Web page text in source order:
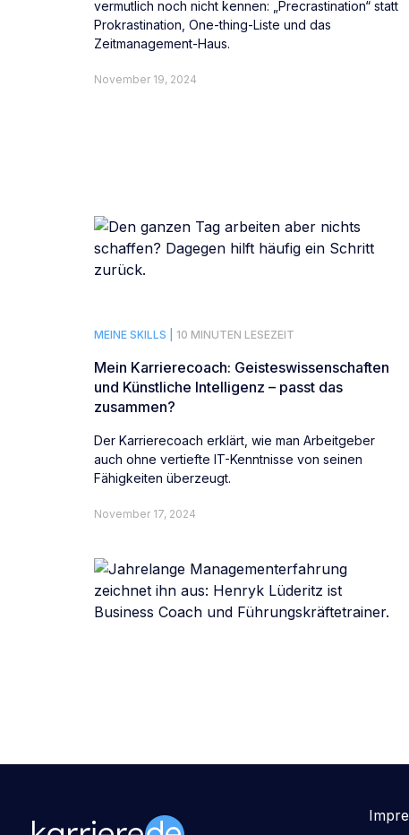
vermutlich noch nicht kennen: „Precrastination“ statt
Prokrastination, One-thing-Liste und das
Zeitmanagement-Haus.
November 19, 2024
MEINE SKILLS | 10 MINUTEN LESEZEIT
Mein Karrierecoach: Geisteswissenschaften
und Künstliche Intelligenz – passt das
zusammen?
Der Karrierecoach erklärt, wie man Arbeitgeber
auch ohne vertiefte IT-Kenntnisse von seinen
Fähigkeiten überzeugt.
November 17, 2024